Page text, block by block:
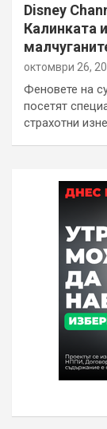
Disney
Калинката
октомври 26,
Феновете на
посетят
страхотни